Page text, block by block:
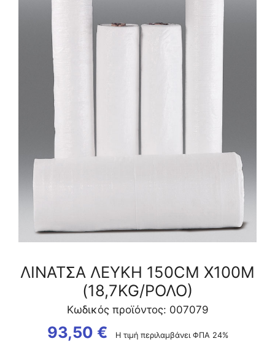
ΛΙΝΑΤΣΑ ΛΕΥΚΗ 150CM Χ100Μ
(18,7KG/ΡΟΛΟ)
Κωδικός προϊόντος: 007079
93,50 € Η τιμή περιλαμβάνει ΦΠΑ 24%